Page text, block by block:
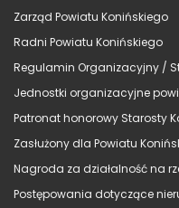
Zarząd Powiatu Konińskiego
Radni Powiatu Konińskiego
Regulamin Organizacyjny /
Jednostki organizacyjne
Patronat honorowy Starosty
Zasłużony dla Powiatu
Nagroda za działalność na
Postępowania dotyczące